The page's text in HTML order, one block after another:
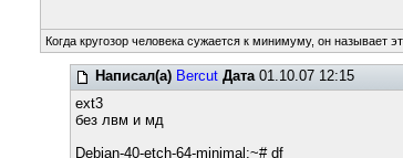
Когда кругозор человека сужается к минимуму, он называет
Написал(а) Bercut Дата01.10.07 12:15
ext3
без лвм и мд
Debian-40-etch-64-minimal:~# df